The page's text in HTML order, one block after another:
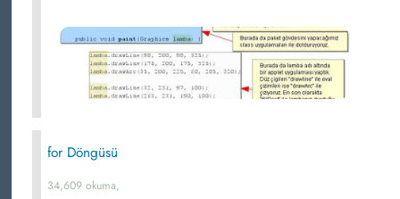
for Döngüsü
34,609 okuma,